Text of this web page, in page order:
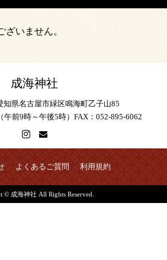
いません。
成海神社
県名古屋市緑区鳴海町乙子山85
午前9時～午後5時）FAX：052-895-6062
よくあるご質問 利用規約
© 成海神社 All Rights Reserved.